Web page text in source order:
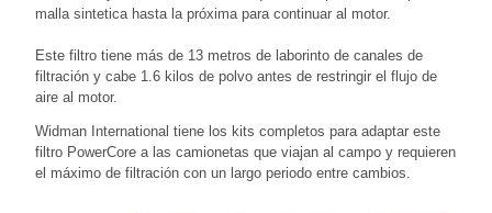
malla sintetica hasta la próxima para continuar al motor.
Este filtro tiene más de 13 metros de laborinto de canales de
filtración y cabe 1.6 kilos de polvo antes de restringir el flujo de
aire al motor.
Widman International tiene los kits completos para adaptar este
filtro PowerCore a las camionetas que viajan al campo y requieren
el máximo de filtración con un largo periodo entre cambios.